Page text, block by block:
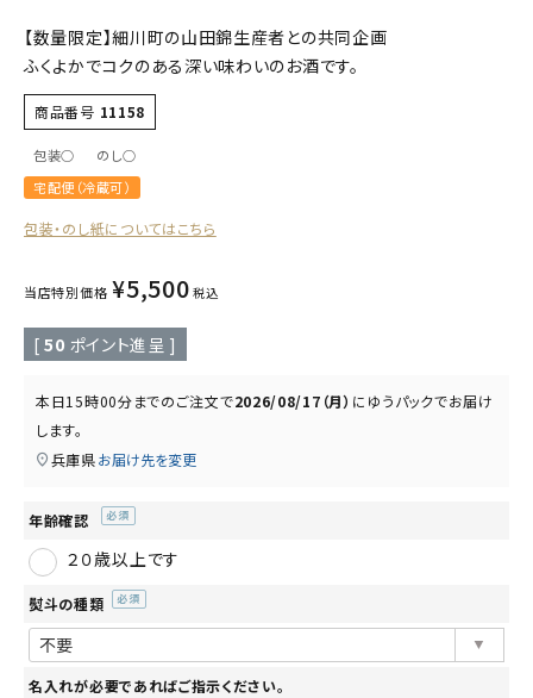
ギフト
受賞酒
飲み比べ
セット
大容量
新商品
読み物
【数量限定】細川町の山田錦生産者との共同企画
ふくよかでコクのある深い味わいのお酒です。
商品番号 11158
包装○
のし○
宅配便（冷蔵可）
包装・のし紙についてはこちら
当店特別価格 ¥5,500 税込
[ 50 ポイント進呈 ]
本日15時00分までのご注文で2026/08/17（月） に ゆうパックでお届け
します。
兵庫県お届け先を変更
年齢確認
須)
２０歳以上です
熨斗の種類
名入れが必要であればご指示ください。